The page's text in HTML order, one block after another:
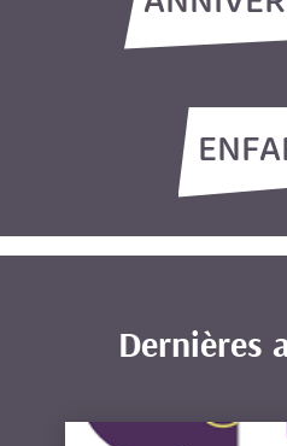
Dernières